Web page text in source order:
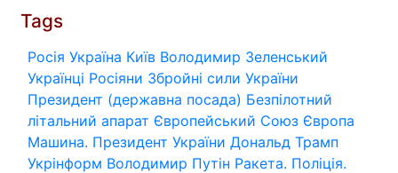
Tags
Росія Україна Київ Володимир Зеленський
Українці Росіяни Збройні сили України
Президент (державна посада) Безпілотний
літальний апарат Європейський Союз Європа
Машина. Президент України Дональд Трамп
Укрінформ Володимир Путін Ракета. Поліція.